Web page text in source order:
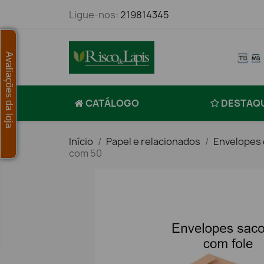
Ligue-nos: 219814345
CATÁLOGO
Início Papel e relacionados
Envelopes
com 50
Avaliações da loja